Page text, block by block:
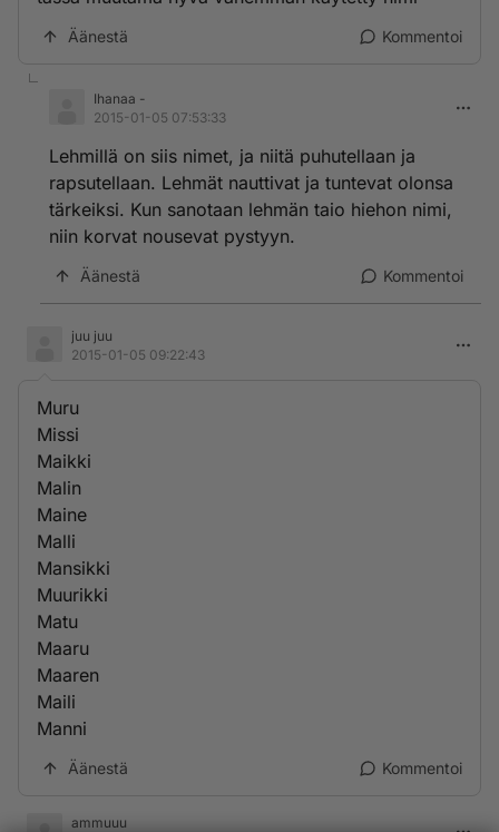
Äänestä Kommentoi
Ihanaa -
2015-01-05 07:53:33
Lehmillä on siis nimet, ja niitä puhutellaan ja
rapsutellaan. Lehmät nauttivat ja tuntevat olonsa
tärkeiksi. Kun sanotaan lehmän taio hiehon nimi,
niin korvat nousevat pystyyn.
Äänestä Kommentoi
juu juu
2015-01-05 09:22:43
Muru
Missi
Maikki
Malin
Maine
Malli
Mansikki
Muurikki
Matu
Maaru
Maaren
Maili
Manni
Äänestä Kommentoi
ammuuu